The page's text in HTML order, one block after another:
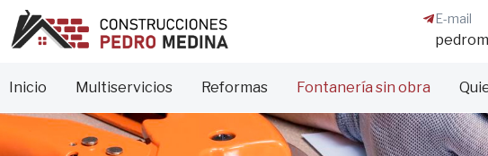
E-mail
Inicio Multiservicios Reformas Fontanería sin obra